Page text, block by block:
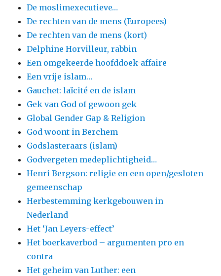
De moslimexecutieve…
De rechten van de mens (Europees)
De rechten van de mens (kort)
Delphine Horvilleur, rabbin
Een omgekeerde hoofddoek-affaire
Een vrije islam…
Gauchet: laïcité en de islam
Gek van God of gewoon gek
Global Gender Gap & Religion
God woont in Berchem
Godslasteraars (islam)
Godvergeten medeplichtigheid…
Henri Bergson: religie en een open/gesloten
gemeenschap
Herbestemming kerkgebouwen in
Nederland
Het ‘Jan Leyers-effect’
Het boerkaverbod – argumenten pro en
contra
Het geheim van Luther: een